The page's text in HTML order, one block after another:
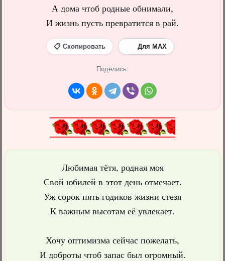
А дома чтоб родные обнимали,
И жизнь пусть превратится в рай.
📋 Скопировать Для MAX
Поделись:
Любимая тётя, родная моя
Свой юбилей в этот день отмечает.
Уж сорок пять годиков жизни стезя
К важным высотам её увлекает.
Хочу оптимизма сейчас пожелать,
И доброты чтоб запас был огромный.